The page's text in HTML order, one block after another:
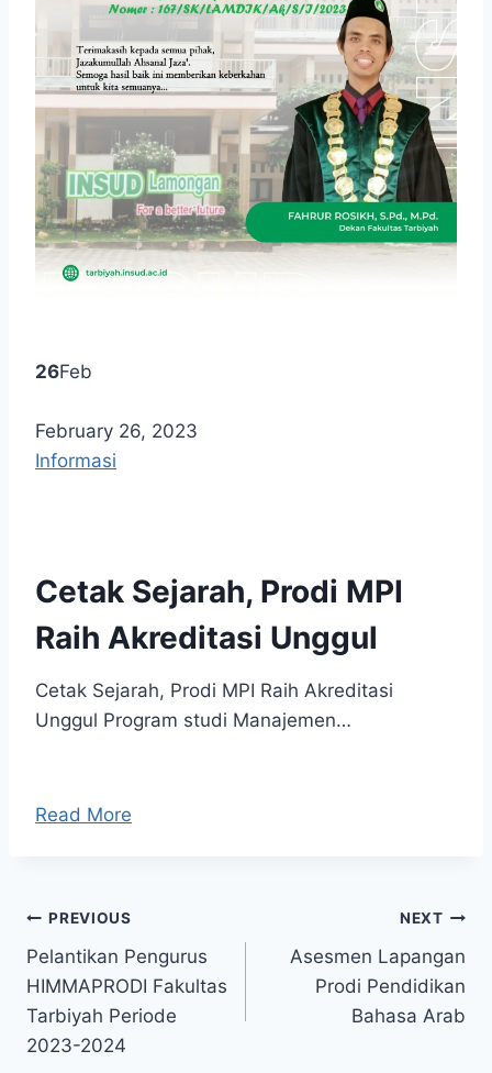
26Feb
February 26, 2023
Informasi
Cetak Sejarah, Prodi MPI
Raih Akreditasi Unggul
Cetak Sejarah, Prodi MPI Raih Akreditasi
Unggul Program studi Manajemen…
Read More
Post
navigation
PREVIOUS
Pelantikan Pengurus
HIMMAPRODI Fakultas
Tarbiyah Periode
2023-2024
NEXT
Asesmen Lapangan
Prodi Pendidikan
Bahasa Arab